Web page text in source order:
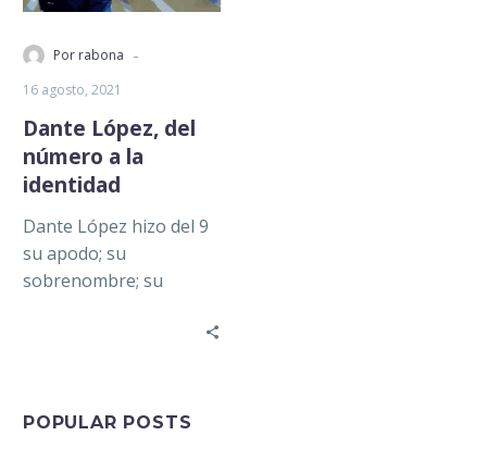
Por rabona -
16 agosto, 2021
Dante López, del
número a la
identidad
Dante López hizo del 9
su apodo; su
sobrenombre; su
POPULAR POSTS